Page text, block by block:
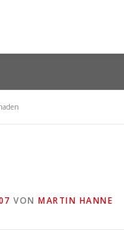
VON MARTIN HANNE